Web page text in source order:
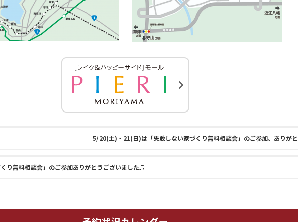
5/20(土)・21(日)は「失敗しない家づくり無料相談会」のご参加、ありがと
り無料相談会」のご参加ありがとうございました♫